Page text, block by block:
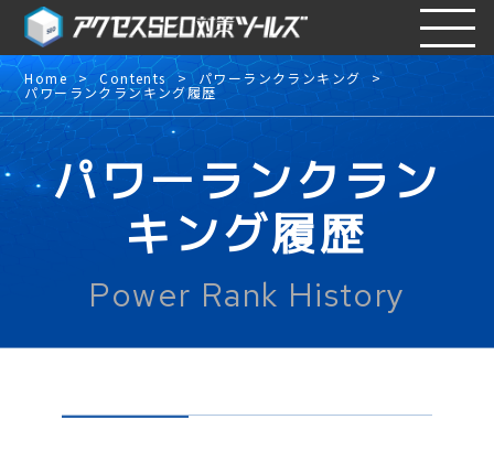
Home Contents パワーランクランキング
パワーランクランキング履歴
パワーランクラン
キング履歴
Power Rank History